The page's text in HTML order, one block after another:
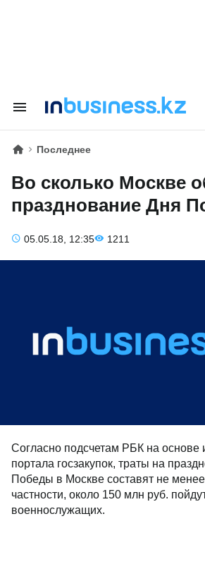
Последнее
Во сколько Москве
празднование Дня
05.05.18, 12:35 1211
Согласно подсчетам РБК на
портала госзакупок, траты на
Победы в Москве составят не
частности, около 150 млн руб.
военнослужащих.